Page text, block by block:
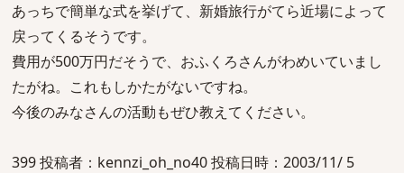
あっちで簡単な式を挙げて、新婚旅行がてら近場によって
戻ってくるそうです。
費用が500万円だそうで、おふくろさんがわめいていまし
たがね。これもしかたがないですね。
今後のみなさんの活動もぜひ教えてください。
399 投稿者：kennzi_oh_no40 投稿日時：2003/11/ 5